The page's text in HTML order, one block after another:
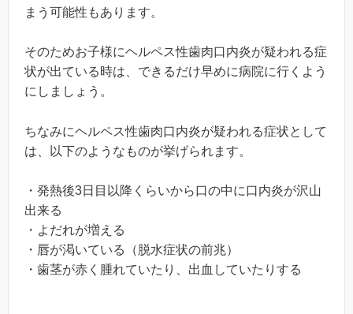
まう可能性もあります。
そのためお子様にヘルペス性歯肉口内炎が疑われる症
状が出ている時は、できるだけ早めに病院に行くよう
にしましょう。
ちなみにヘルペス性歯肉口内炎が疑われる症状として
は、以下のようなものが挙げられます。
・発熱後3日目以降くらいから口の中に口内炎が沢山
出来る
・よだれが増える
・唇が渇いている（脱水症状の前兆）
・歯茎が赤く腫れていたり、出血していたりする